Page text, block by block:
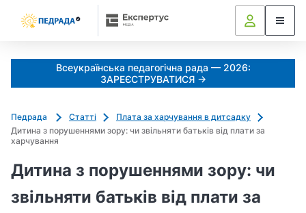
Всеукраїнська педагогічна рада — 2026:
ЗАРЕЄСТРУВАТИСЯ →
Педрада Статті
Плата за харчування в дитсадку
Дитина з порушеннями зору: чи звiльняти батькiв вiд плати за
харчування
Дитина з порушеннями зору: чи
звiльняти батькiв вiд плати за